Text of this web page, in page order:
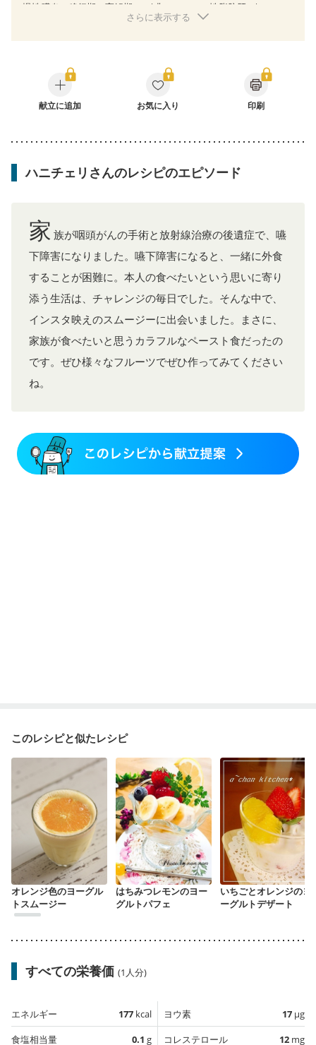
慢性膵炎（移行期・寛解期）
非アルコール性脂肪肝
過敏性腸症候群（IBS）
CKD（ステージ１）
妊婦健診・血糖値が気になる（初期）
妊娠高血圧(中期)
妊娠糖尿病(初期)
産後（母乳）
産後（ミルク）
骨粗しょう症
関節リウマチ
さらに表示する
献立に追加 お気に入り 印刷
ハニチェリさんのレシピのエピソード
家 族が咽頭がんの手術と放射線治療の後遺症で、嚥
下障害になりました。嚥下障害になると、一緒に外食
することが困難に。本人の食べたいという思いに寄り
添う生活は、チャレンジの毎日でした。そんな中で、
インスタ映えのスムージーに出会いました。まさに、
家族が食べたいと思うカラフルなペースト食だったの
です。ぜひ様々なフルーツでぜひ作ってみてください
ね。
このレシピと似たレシピ
オレンジ色のヨーグル
トスムージー
はちみつレモンのヨー
グルトパフェ
いちごとオレンジのヨ
ーグルトデザート
すべての栄養価 (1人分)
エネルギー 177 kcal
食塩相当量
0.1 g
ヨウ素 17 µg
コレステロール
12 mg